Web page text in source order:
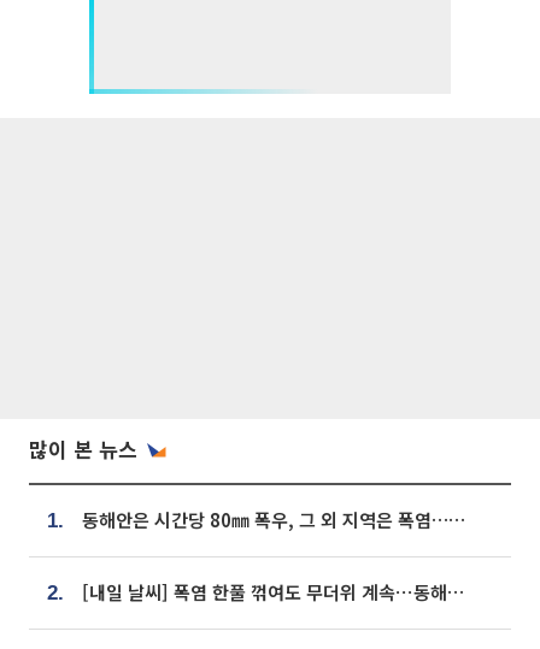
많이 본 뉴스
1. 동해안은 시간당 80㎜ 폭우, 그 외 지역은 폭염…‘극과 극 날씨’
2. [내일 날씨] 폭염 한풀 꺾여도 무더위 계속⋯동해안 이틀 연속 비